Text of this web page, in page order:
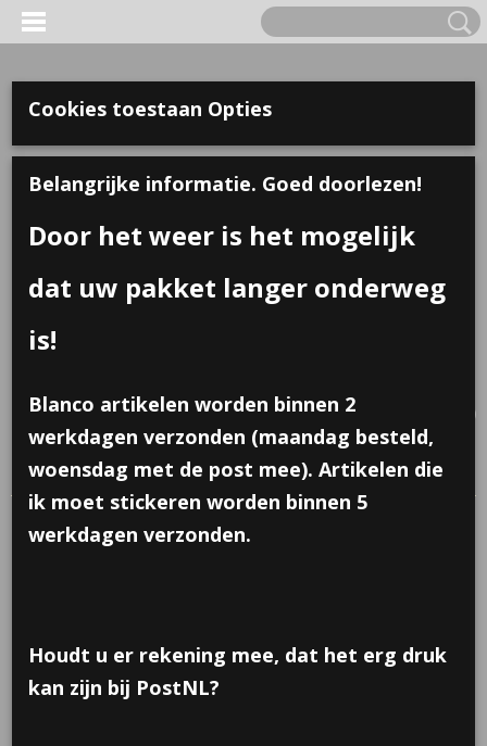
Geen producten
(0)
Home>Traktaties>Sticker; Knuf voor de juf, 10 stuks
Cookies toestaan Opties
Belangrijke informatie. Goed doorlezen!
Door het weer is het mogelijk
dat uw pakket langer onderweg
is!
Blanco artikelen worden binnen 2
werkdagen verzonden (maandag besteld,
woensdag met de post mee). Artikelen die
ik moet stickeren worden binnen 5
werkdagen verzonden.
Houdt u er rekening mee, dat het erg druk
kan zijn bij PostNL?